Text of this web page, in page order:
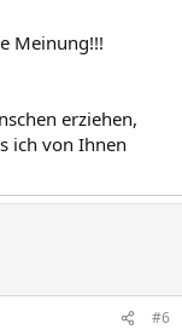
Meinung!!!
erziehen,
ich von Ihnen
#6